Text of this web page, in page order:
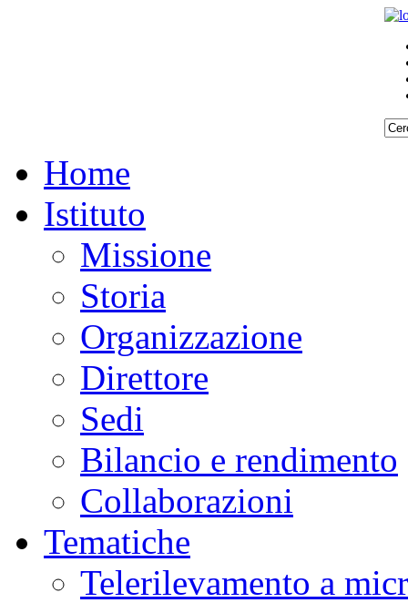
Home
Istituto
Missione
Storia
Organizzazione
Direttore
Sedi
Bilancio e rendimento
Collaborazioni
Tematiche
Telerilevamento a